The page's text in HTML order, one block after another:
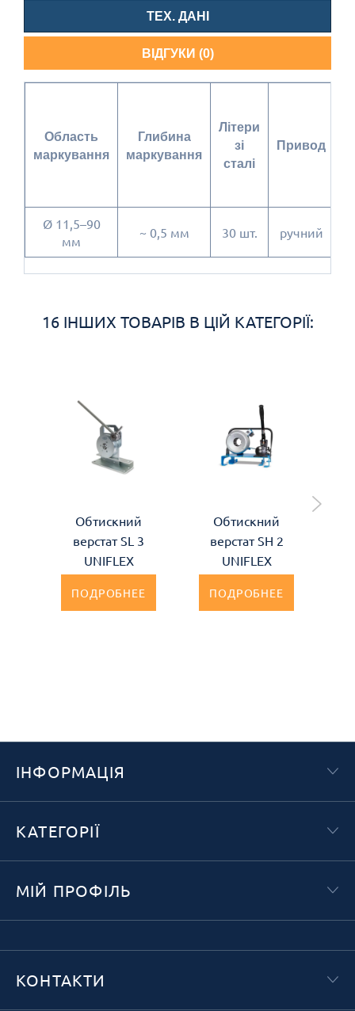
ТЕХ. ДАНІ
ВІДГУКИ (0)
Область
маркування
Глибина
маркування
Літери
зі
сталі
Привод
Ø 11,5–90
мм
~ 0,5 мм 30 шт. ручний
16 ІНШИХ ТОВАРІВ В ЦІЙ КАТЕГОРІЇ:
Обтискний
верстат SL 3
UNIFLEX
ПОДРОБНЕЕ
Обтискний
верстат SH 2
UNIFLEX
ПОДРОБНЕЕ
ІНФОРМАЦІЯ
КАТЕГОРІЇ
МІЙ ПРОФІЛЬ
КОНТАКТИ